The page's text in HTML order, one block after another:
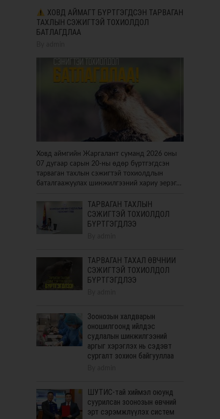
ХОВД АЙМАГТ БҮРТГЭГДСЭН ТАРВАГАН
ТАХЛЫН СЭЖИГТЭЙ ТОХИОЛДОЛ
БАТЛАГДЛАА
Ховд аймгийн Жаргалант суманд 2026 оны
07 дугаар сарын 20-ны өдөр бүртгэгдсэн
тарваган тахлын сэжигтэй тохиолдлын
баталгаажуулах шинжилгээний хариу эерэг…
ТАРВАГАН ТАХЛЫН
СЭЖИГТЭЙ ТОХИОЛДОЛ
БҮРТГЭГДЛЭЭ
ТАРВАГАН ТАХАЛ ӨВЧНИЙ
СЭЖИГТЭЙ ТОХИОЛДОЛ
БҮРТГЭГДЛЭЭ
Зоонозын халдварын
оношилгоонд ийлдэс
судлалын шинжилгээний
аргыг хэрэглэх нь сэдэвт
сургалт зохион байгууллаа
ШУТИС-тай хиймэл оюунд
суурилсан зоонозын өвчний
эрт сэрэмжлүүлэх систем